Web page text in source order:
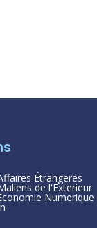
Étrangeres
de l'Exterieur
Numerique